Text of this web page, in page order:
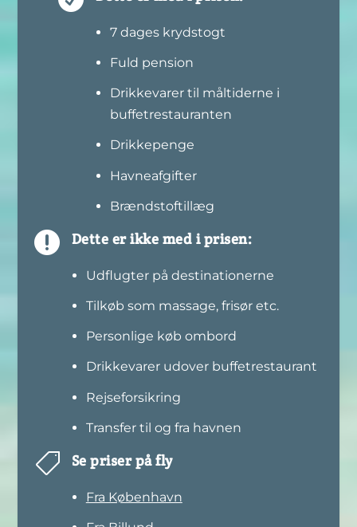
7 dages krydstogt
Fuld pension
Drikkevarer til måltiderne i
buffetrestauranten
Drikkepenge
Havneafgifter
Brændstoftillæg
 Dette er ikke med i prisen:
Udflugter på destinationerne
Tilkøb som massage, frisør etc.
Personlige køb ombord
Drikkevarer udover buffetrestaurant
Rejseforsikring
Transfer til og fra havnen
 Se priser på fly
Fra København